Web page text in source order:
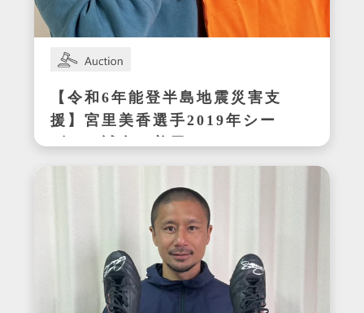
【令和6年能登半島地震災害支
援】宮里美香選手2019年シー
ズンの試合で着用したサイン
入りウェア